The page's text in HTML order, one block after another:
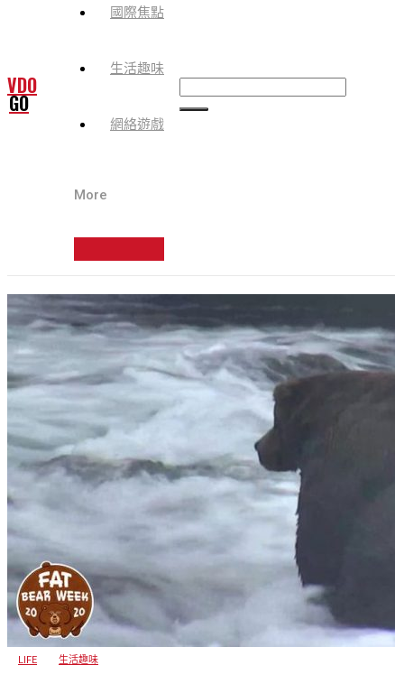
VDO
GO
國際焦點
生活趣味
網絡遊戲
More
LIFE 生活趣味